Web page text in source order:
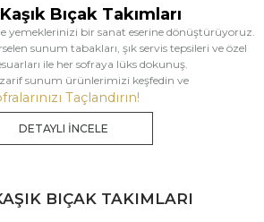
Bıçak Takımları
yemeklerinizi bir sanat eserine dönüştürüyoruz.
sunum tabakları, şık servis tepsileri ve özel
ile her sofraya lüks dokunuş.
sunum ürünlerimizi keşfedin ve
Taçlandırın!
DETAYLI İNCELE
BIÇAK TAKIMLARI